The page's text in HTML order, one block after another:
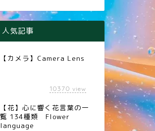
人気記事
【カメラ】Camera Lens
10370 view
【花】心に響く花言葉の一
覧 134種類 Flower
language